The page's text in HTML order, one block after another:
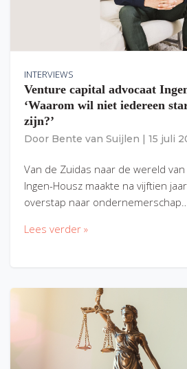
INTERVIEWS
Venture capital advocaat
‘Waarom wil niet iedereen
zijn?’
Door Bente van Suijlen 15 juli
Van de Zuidas naar de wereld
Ingen-Housz maakte na vijftien
overstap naar ondernemerschap…
Lees verder »